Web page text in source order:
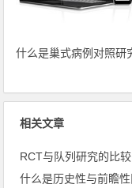
什么是巢式病例对照研
相关文章
RCT与队列研究的比较
什么是历史性与前瞻性